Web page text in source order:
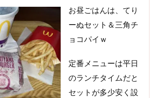
お昼ごはんは、てり
ーぬセット＆三角チ
ョコパイｗ
定番メニューは平日
のランチタイムだと
セットが多少安く設